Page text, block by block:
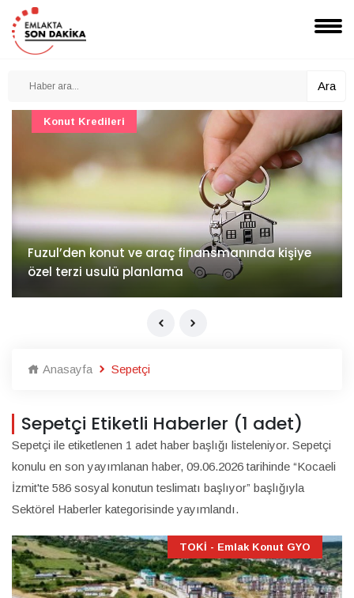
Ara
İv Kandilli'de yaşam yakında başlıyor
Konut Projeleri
Anasayfa Sepetçi
Sepetçi Etiketli Haberler (1 adet)
Sepetçi ile etiketlenen 1 adet haber başlığı listeleniyor. Sepetçi
konulu en son yayımlanan haber, 09.06.2026 tarihinde “Kocaeli
İzmit'te 586 sosyal konutun teslimatı başlıyor” başlığıyla
Sektörel Haberler kategorisinde yayımlandı.
TOKİ - Emlak Konut GYO